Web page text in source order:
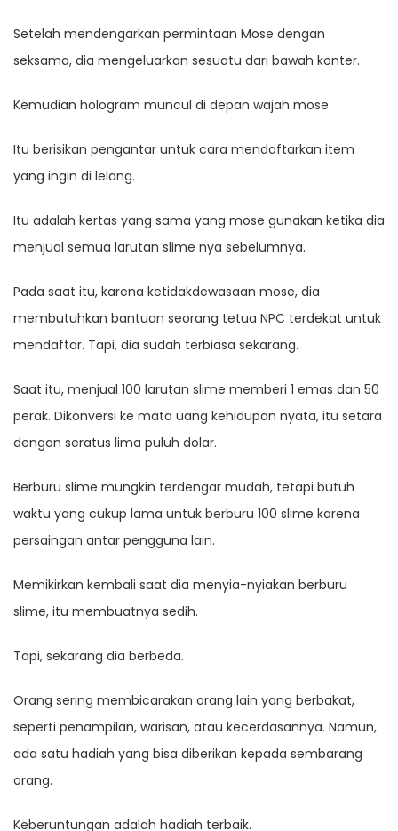
Setelah mendengarkan permintaan Mose dengan
seksama, dia mengeluarkan sesuatu dari bawah konter.
Kemudian hologram muncul di depan wajah mose.
Itu berisikan pengantar untuk cara mendaftarkan item
yang ingin di lelang.
Itu adalah kertas yang sama yang mose gunakan ketika dia
menjual semua larutan slime nya sebelumnya.
Pada saat itu, karena ketidakdewasaan mose, dia
membutuhkan bantuan seorang tetua NPC terdekat untuk
mendaftar. Tapi, dia sudah terbiasa sekarang.
Saat itu, menjual 100 larutan slime memberi 1 emas dan 50
perak. Dikonversi ke mata uang kehidupan nyata, itu setara
dengan seratus lima puluh dolar.
Berburu slime mungkin terdengar mudah, tetapi butuh
waktu yang cukup lama untuk berburu 100 slime karena
persaingan antar pengguna lain.
Memikirkan kembali saat dia menyia-nyiakan berburu
slime, itu membuatnya sedih.
Tapi, sekarang dia berbeda.
Orang sering membicarakan orang lain yang berbakat,
seperti penampilan, warisan, atau kecerdasannya. Namun,
ada satu hadiah yang bisa diberikan kepada sembarang
orang.
Keberuntungan adalah hadiah terbaik.